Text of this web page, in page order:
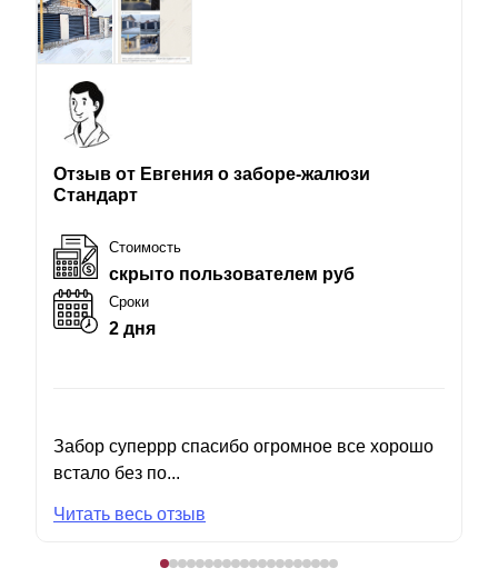
Отзыв от Евгения о заборе-жалюзи
Стандарт
Стоимость
скрыто пользователем руб
Сроки
2 дня
Забор суперрр спасибо огромное все хорошо
встало без по...
Читать весь отзыв